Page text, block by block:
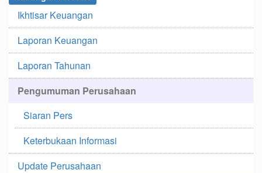
Ikhtisar Keuangan
Laporan Keuangan
Laporan Tahunan
Pengumuman Perusahaan
Siaran Pers
Keterbukaan Informasi
Update Perusahaan